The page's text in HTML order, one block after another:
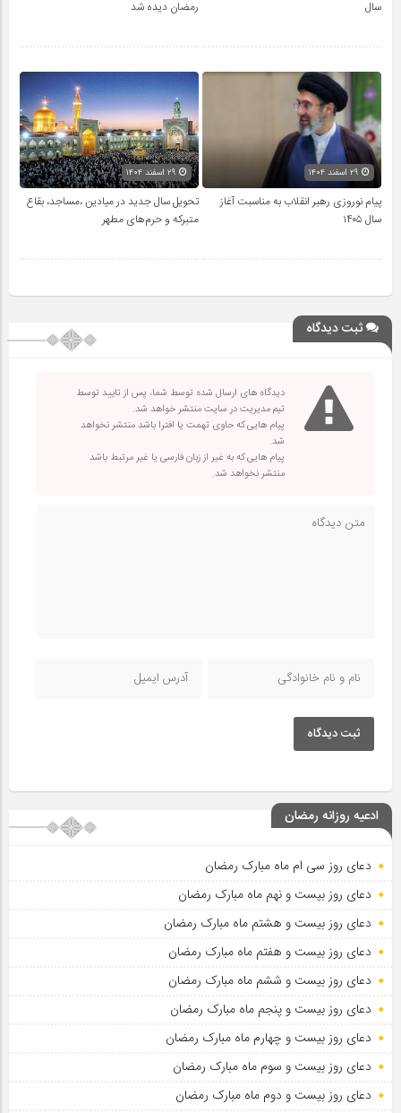
سال رمضان دیده شد
پیام نوروزی رهبر انقلاب به مناسبت آغاز
سال ۱۴۰۵
تحویل سال‌ جدید در میادین ،مساجد، بقاع
متبرکه‌ و حرم‌های‌ مطهر
ثبت دیدگاه
دیدگاه های ارسال شده توسط شما، پس از تایید توسط
تیم مدیریت در سایت منتشر خواهد شد.
پیام هایی که حاوی تهمت یا افترا باشد منتشر نخواهد
شد.
پیام هایی که به غیر از زبان فارسی یا غیر مرتبط باشد
منتشر نخواهد شد.
ثبت دیدگاه
ادعیه روزانه رمضان
دعای روز سی ام ماه مبارک رمضان
دعای روز بیست و نهم ماه مبارک رمضان
دعای روز بیست و هشتم ماه مبارک رمضان
دعای روز بیست و هفتم ماه مبارک رمضان
دعای روز بیست و ششم ماه مبارک رمضان
دعای روز بیست و پنجم ماه مبارک رمضان
دعای روز بیست و چهارم ماه مبارک رمضان
دعای روز بیست و سوم ماه مبارک رمضان
دعای روز بیست و دوم ماه مبارک رمضان